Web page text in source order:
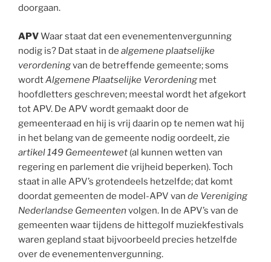
doorgaan.
APVWaar staat dat een evenementenvergunning
nodig is? Dat staat in de algemene plaatselijke
verordeningvan de betreffende gemeente; soms
wordtAlgemene Plaatselijke Verordening met
hoofdletters geschreven; meestal wordt het afgekort
tot APV. De APV wordt gemaakt door de
gemeenteraad en hij is vrij daarin op te nemen wat hij
in het belang van de gemeente nodig oordeelt, zie
artikel 149 Gemeentewet (al kunnen wetten van
regering en parlement die vrijheid beperken). Toch
staat in alle APV’s grotendeels hetzelfde; dat komt
doordat gemeenten de model-APV van de Vereniging
Nederlandse Gemeenten volgen. In de APV’s van de
gemeenten waar tijdens de hittegolf muziekfestivals
waren gepland staat bijvoorbeeld precies hetzelfde
over de evenementenvergunning.